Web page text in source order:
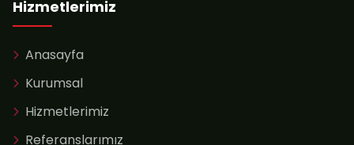
Hizmetlerimiz
Anasayfa
Kurumsal
Hizmetlerimiz
Referanslarımız